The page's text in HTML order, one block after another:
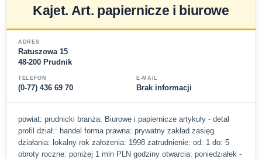
Kajet. Art. papiernicze i biurowe
ADRES
Ratuszowa 15
48-200 Prudnik
TELEFON
(0-77) 436 69 70
E-MAIL
Brak informacji
powiat: prudnicki branża: Biurowe i papiernicze artykuły - detal
profil dział.: handel forma prawna: prywatny zakład zasięg
działania: lokalny rok założenia: 1998 zatrudnienie: od: 1 do: 5
obroty roczne: poniżej 1 mln PLN godziny otwarcia: poniedziałek -